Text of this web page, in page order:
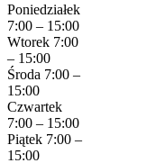
Poniedziałek
7:00 – 15:00
Wtorek 7:00
– 15:00
Środa 7:00 –
15:00
Czwartek
7:00 – 15:00
Piątek 7:00 –
15:00